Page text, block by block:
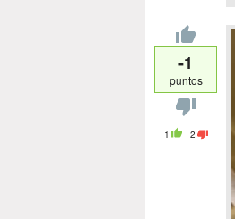
-1
puntos
1 2